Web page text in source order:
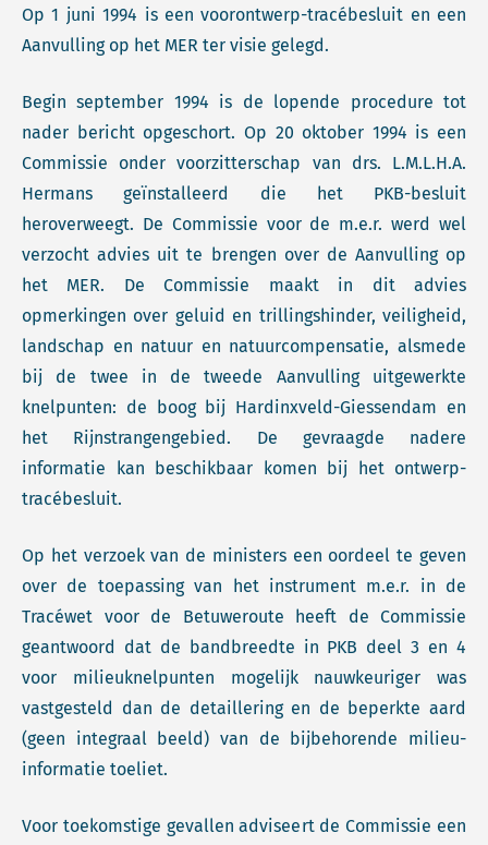
Op 1 juni 1994 is een voorontwerp-tracébesluit en een
Aanvulling op het MER ter visie gelegd.
Begin september 1994 is de lopende procedure tot
nader bericht opgeschort. Op 20 oktober 1994 is een
Commissie onder voorzitterschap van drs. L.M.L.H.A.
Hermans geïnstalleerd die het PKB-besluit
heroverweegt. De Commissie voor de m.e.r. werd wel
verzocht advies uit te brengen over de Aanvulling op
het MER. De Commissie maakt in dit advies
opmerkingen over geluid en trillingshinder, veiligheid,
landschap en natuur en natuurcompensatie, alsmede
bij de twee in de tweede Aanvulling uitgewerkte
knelpunten: de boog bij Hardinxveld-Giessendam en
het Rijnstrangengebied. De gevraagde nadere
informatie kan beschikbaar komen bij het ontwerp-
tracébesluit.
Op het verzoek van de ministers een oordeel te geven
over de toepassing van het instrument m.e.r. in de
Tracéwet voor de Betuweroute heeft de Commissie
geantwoord dat de bandbreedte in PKB deel 3 en 4
voor milieuknelpunten mogelijk nauwkeuriger was
vastgesteld dan de detaillering en de beperkte aard
(geen integraal beeld) van de bijbehorende milieu-
informatie toeliet.
Voor toekomstige gevallen adviseert de Commissie een